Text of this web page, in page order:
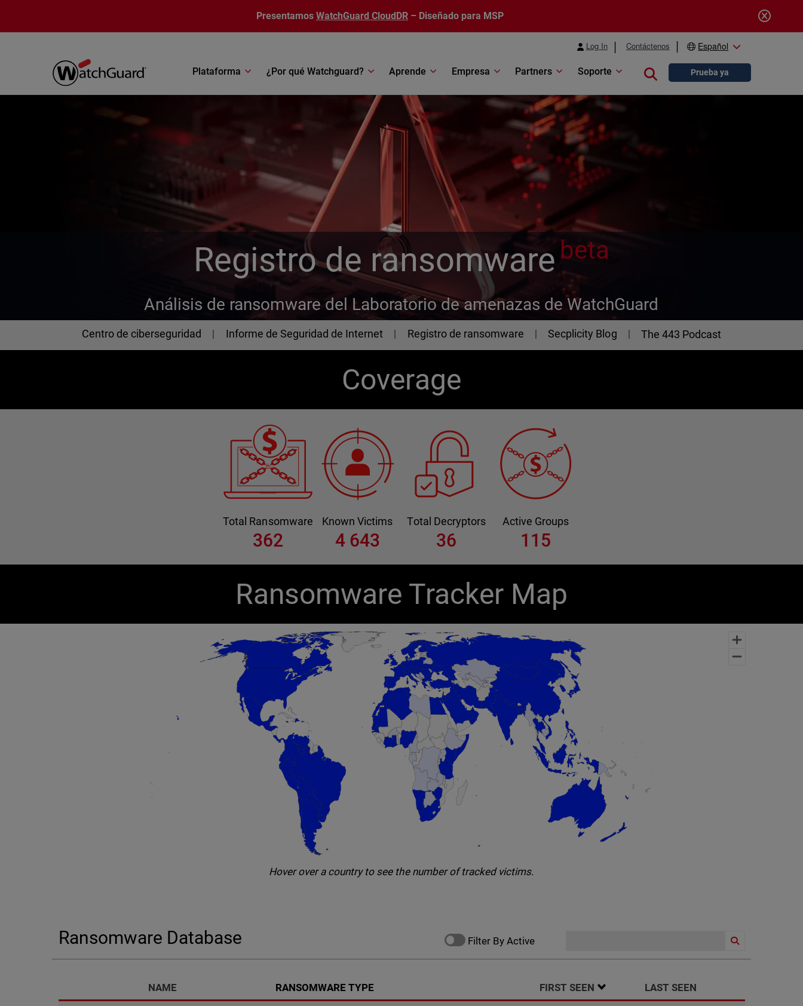
Presentamos WatchGuard CloudDR – Diseñado para MSP
Log In Contáctenos Español
Plataforma ¿Por qué Watchguard? Aprende Empresa Partners Soporte Close searchPrueba ya
Registro de ransomware beta
Análisis de ransomware del Laboratorio de amenazas de WatchGuard
Cybersecurity
Centro de ciberseguridad Informe de Seguridad de Internet Registro de ransomware Secplicity Blog The 443 Podcast
Coverage
Total Ransomware
362
Known Victims
4 643
Total Decryptors
36
Active Groups
115
Ransomware Tracker Map
Map of unspecified region with 1 data series.
Hover over a country to see the number of tracked victims.
Ransomware Database Filter By Active
NAME RANSOMWARE TYPE FIRST SEEN ORDENAR ASCENDENTE LAST SEEN